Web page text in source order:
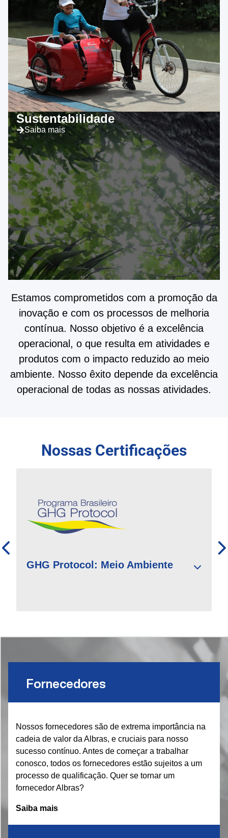
Sustentabilidade
Saiba mais
Estamos comprometidos com a promoção da
inovação e com os processos de melhoria
contínua. Nosso objetivo é a excelência
operacional, o que resulta em atividades e
produtos com o impacto reduzido ao meio
ambiente. Nosso êxito depende da excelência
operacional de todas as nossas atividades.
Nossas Certificações
GHG Protocol: Meio Ambiente
Fornecedores
Nossos fornecedores são de extrema importância na
cadeia de valor da Albras, e cruciais para nosso
sucesso contínuo. Antes de começar a trabalhar
conosco, todos os fornecedores estão sujeitos a um
processo de qualificação. Quer se tornar um
fornecedor Albras?
Saiba mais